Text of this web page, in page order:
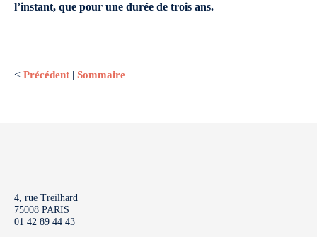
l’instant, que pour une durée de trois ans.
< Précédent | Sommaire
4, rue Treilhard
75008 PARIS
01 42 89 44 43